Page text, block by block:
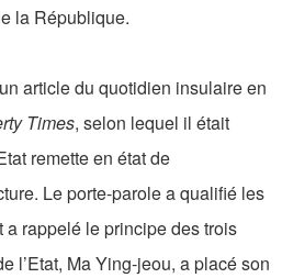
la République.
article du quotidien insulaire en
Times, selon lequel il était
remette en état de
Le porte-parole a qualifié les
a rappelé le principe des trois
l’Etat, Ma Ying-jeou, a placé son